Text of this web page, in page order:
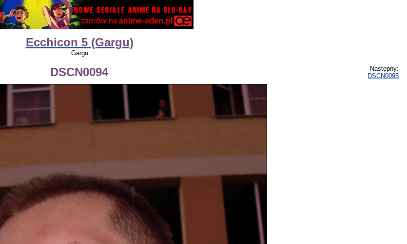
Ecchicon 5 (Gargu)
Gargu
DSCN0094
Następny:
DSCN0095